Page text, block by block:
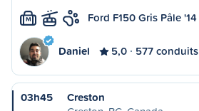
M Ford F150 Gris Pâle '14
Daniel 5,0 577 conduits
03h45
Creston